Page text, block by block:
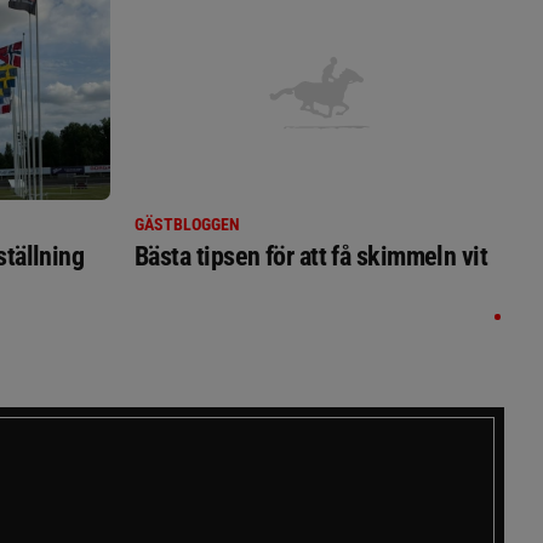
GÄSTBLOGGEN
Bästa tipsen för att få skimmeln vit